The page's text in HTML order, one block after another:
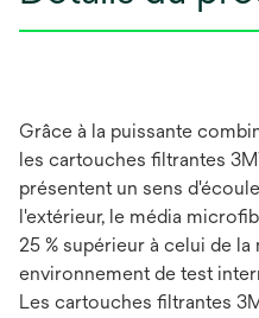
Grâce à la puissante
les cartouches filtrantes
présentent un sens
l'extérieur, le média
25 % supérieur à celui de
environnement de test
Les cartouches filtrantes